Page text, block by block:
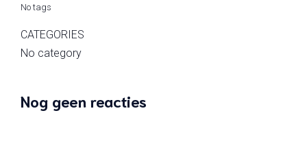
No tags
CATEGORIES
No category
Nog geen reacties